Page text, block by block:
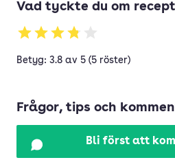
Vad tyckte du om
Betyg: 3.8 av 5 (5 röster)
Frågor, tips och
Bli först att